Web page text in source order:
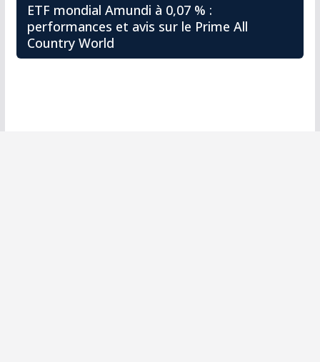
ETF mondial Amundi à 0,07 % :
performances et avis sur le Prime All
Country World